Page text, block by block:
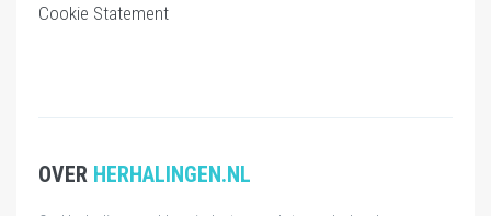
Cookie Statement
OVER HERHALINGEN.NL